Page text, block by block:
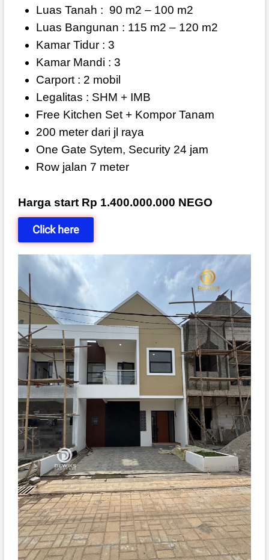
Luas Tanah : 90 m2 – 100 m2
Luas Bangunan : 115 m2 – 120 m2
Kamar Tidur : 3
Kamar Mandi : 3
Carport : 2 mobil
Legalitas : SHM + IMB
Free Kitchen Set + Kompor Tanam
200 meter dari jl raya
One Gate Sytem, Security 24 jam
Row jalan 7 meter
Harga start Rp 1.400.000.000 NEGO
Click here